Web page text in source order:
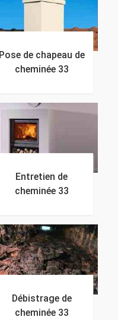
Pose de chapeau de
cheminée 33
Entretien de
cheminée 33
Débistrage de
cheminée 33